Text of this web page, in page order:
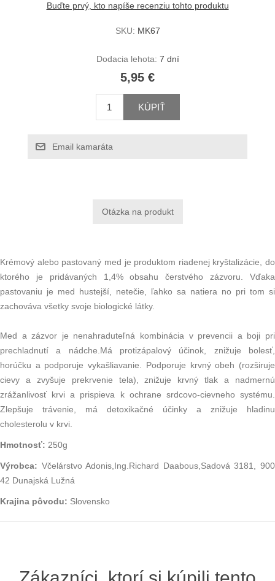
Buďte prvý, kto napíše recenziu tohto produktu
SKU: MK67
Dodacia lehota: 7 dní
5,95 €
KÚPIŤ
Email kamaráta
Krémový alebo pastovaný med je produktom riadenej kryštalizácie, do
ktorého je pridávaných 1,4% obsahu čerstvého zázvoru. Vďaka
pastovaniu je med hustejší, netečie, ľahko sa natiera no pri tom si
zachováva všetky svoje biologické látky.
Med a zázvor je nenahraduteľná kombinácia v prevencii a boji pri
prechladnutí a nádche.Má protizápalový účinok, znižuje bolesť,
horúčku a podporuje vykašliavanie. Podporuje krvný obeh (rozširuje
cievy a zvyšuje prekrvenie tela), znižuje krvný tlak a nadmernú
zrážanlivosť krvi a prispieva k ochrane srdcovo-cievneho systému.
Zlepšuje trávenie, má detoxikačné účinky a znižuje hladinu
cholesterolu v krvi.
Hmotnosť: 250g
Výrobca: Včelárstvo Adonis,Ing.Richard Daabous,Sadová 3181, 900
42 Dunajská Lužná
Krajina pôvodu: Slovensko